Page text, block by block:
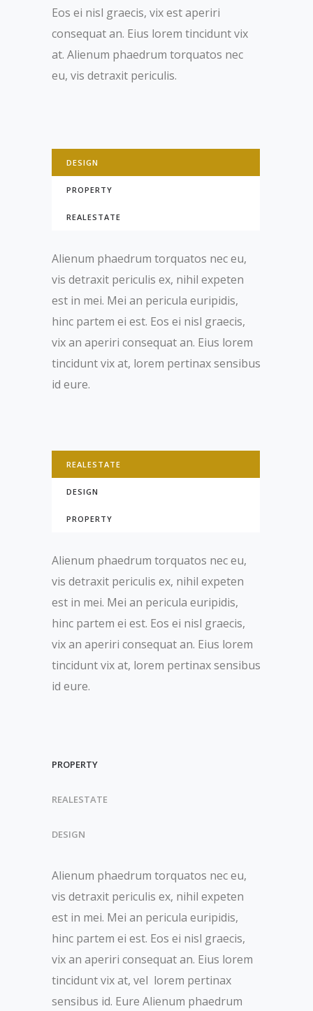
Eos ei nisl graecis, vix est aperiri
consequat an. Eius lorem tincidunt vix
at. Alienum phaedrum torquatos nec
eu, vis detraxit periculis.
DESIGN
PROPERTY
REALESTATE
Alienum phaedrum torquatos nec eu,
vis detraxit periculis ex, nihil expeten
est in mei. Mei an pericula euripidis,
hinc partem ei est. Eos ei nisl graecis,
vix an aperiri consequat an. Eius lorem
tincidunt vix at, lorem pertinax sensibus
id eure.
REALESTATE
DESIGN
PROPERTY
Alienum phaedrum torquatos nec eu,
vis detraxit periculis ex, nihil expeten
est in mei. Mei an pericula euripidis,
hinc partem ei est. Eos ei nisl graecis,
vix an aperiri consequat an. Eius lorem
tincidunt vix at, lorem pertinax sensibus
id eure.
PROPERTY
REALESTATE
DESIGN
Alienum phaedrum torquatos nec eu,
vis detraxit periculis ex, nihil expeten
est in mei. Mei an pericula euripidis,
hinc partem ei est. Eos ei nisl graecis,
vix an aperiri consequat an. Eius lorem
tincidunt vix at, vel lorem pertinax
sensibus id. Eure Alienum phaedrum